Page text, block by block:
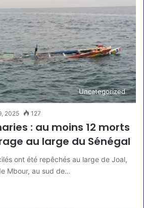
Uncategorized
2025 127
: au moins 12 morts
au large du Sénégal
ont été repêchés au large de Joal,
Mbour, au sud de…